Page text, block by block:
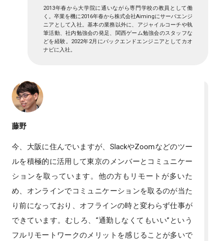
2013年春から大学院に通いながら専門学校の教員として働
く。卒業を機に2016年春から株式会社Aimingにサーバエンジ
ニアとして入社。基本の業務以外に、アジャイルコーチや執
筆活動、社内勉強会の発足、関西ゲーム勉強会のスタッフな
どを経験。2022年2月にバックエンドエンジニアとしてカオ
ナビに入社。
藤野
今、大阪に住んでいますが、SlackやZoomなどのツー
ルを積極的に活用して東京のメンバーとコミュニケー
ションを取っています。他の方もリモートが多いた
め、オンラインでコミュニケーションを取るのが当た
り前になっており、オフラインの時と変わらず仕事が
できています。むしろ、“通勤しなくてもいい”という
フルリモートワークのメリットを感じることが多いで